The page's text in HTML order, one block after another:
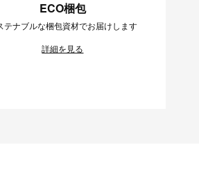
ECO梱包
テナブルな梱包資材でお届けします
詳細を見る